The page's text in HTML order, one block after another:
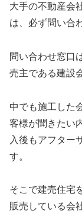
大手の不動産会
は、必ず問い合
問い合わせ窓口
売主である建設
中でも施工した
客様が聞きたい
入後もアフター
す。
そこで建売住宅
販売している会